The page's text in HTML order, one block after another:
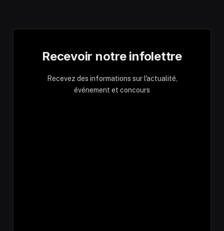
Recevoir notre infolettre
Recevez des informations sur l'actualité,
événement et concours